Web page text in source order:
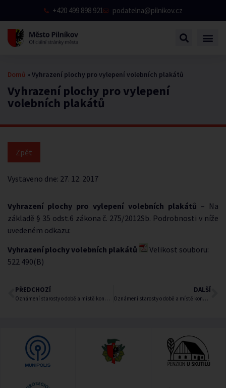
+420 499 898 921 podatelna@pilnikov.cz
Vyhrazení plochy pro vylepení
volebních plakátů
Domů » Vyhrazení plochy pro vylepení volebních plakátů
Vystaveno dne: 27. 12. 2017
Vyhrazení plochy pro vylepení volebních plakátů – Na
základě § 35 odst.6 zákona č. 275/2012Sb. Podrobnosti v níže
uvedeném odkazu:
Vyhrazení plochy volebních plakátů
Velikost souboru:
522 490(B)
PŘEDCHOZÍ
Oznámení starosty o době a místě konání voleb
DALŠÍ
Oznámení starosty o době a místě konání voleb